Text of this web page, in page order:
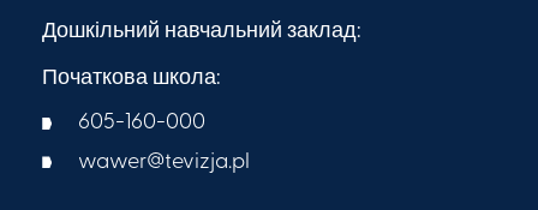
Дошкільний навчальний заклад:
Початкова школа:
605-160-000​
wawer@tevizja.pl